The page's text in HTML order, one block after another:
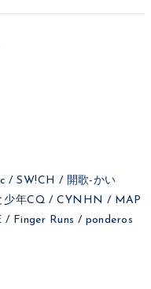
/ SW!CH / 開歌-かい
少年CQ / CYNHN / MAP
Finger Runs / ponderos